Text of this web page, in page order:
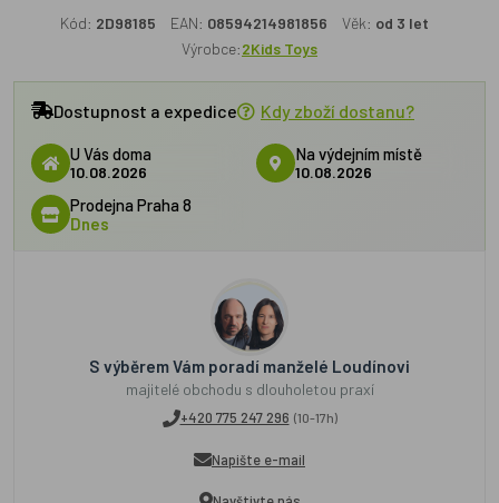
Kód: 2D98185 EAN: 08594214981856 Věk: od 3 let
Výrobce:2Kids Toys
Dostupnost a expedice Kdy zboží dostanu?
U Vás doma
10.08.2026
Na výdejním místě
10.08.2026
Prodejna Praha 8
Dnes
S výběrem Vám poradí manželé Loudínovi
majitelé obchodu s dlouholetou praxí
+420 775 247 296 (10-17h)
Napište e-mail